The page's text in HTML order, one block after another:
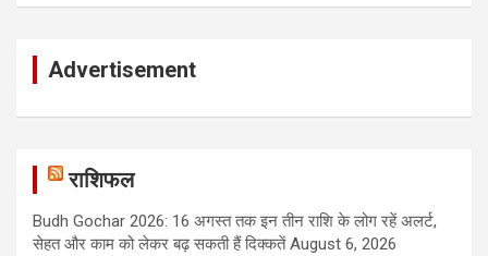
Advertisement
राशिफल
Budh Gochar 2026: 16 अगस्त तक इन तीन राशि के लोग रहें अलर्ट,
सेहत और काम को लेकर बढ़ सकती हैं दिक्कतें August 6, 2026